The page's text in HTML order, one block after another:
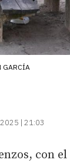
GARCÍA
| 21:03
con el